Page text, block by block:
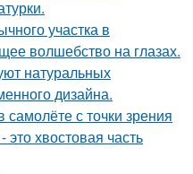
участка в
волшебство на глазах.
натуральных
дизайна.
с точки зрения
хвостовая часть